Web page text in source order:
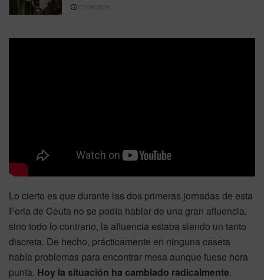
07/08/2026
Lo cierto es que durante las dos primeras jornadas de esta
Feria de Ceuta no se podía hablar de una gran afluencia,
sino todo lo contrario, la afluencia estaba siendo un tanto
discreta. De hecho, prácticamente en ninguna caseta
había problemas para encontrar mesa aunque fuese hora
punta. Hoy la situación ha cambiado radicalmente.